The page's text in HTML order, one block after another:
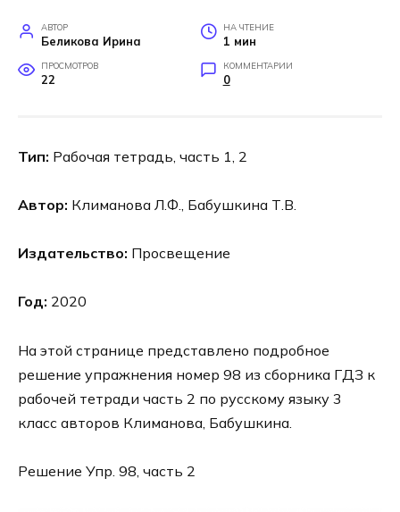
АВТОР
Беликова Ирина
НА ЧТЕНИЕ
1 мин
ПРОСМОТРОВ
22
КОММЕНТАРИИ
0
Тип: Рабочая тетрадь, часть 1, 2
Автор: Климанова Л.Ф., Бабушкина Т.В.
Издательство: Просвещение
Год: 2020
На этой странице представлено подробное
решение упражнения номер 98 из сборника ГДЗ к
рабочей тетради часть 2 по русскому языку 3
класс авторов Климанова, Бабушкина.
Решение Упр. 98, часть 2